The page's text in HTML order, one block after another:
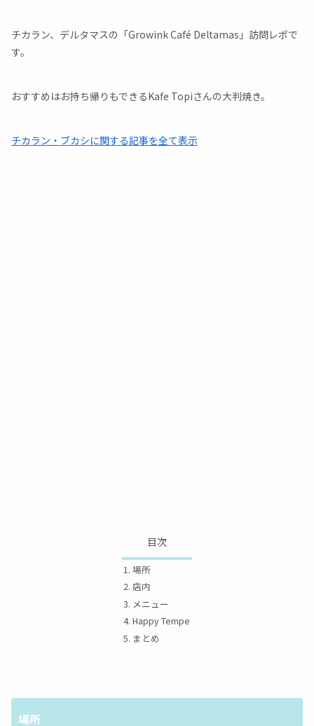
チカラン、デルタマスの「Growink Café Deltamas」訪問レポで
す。
おすすめはお持ち帰りもできるKafe Topiさんの大判焼き。
チカラン・ブカシに関する記事を全て表示
目次
場所
店内
メニュー
Happy Tempe
まとめ
場所